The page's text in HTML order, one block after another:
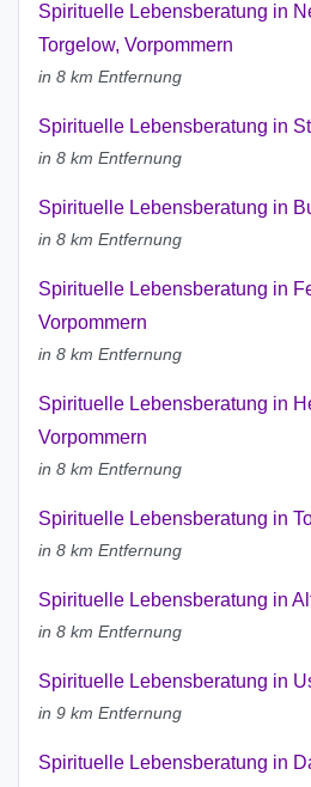
Spirituelle Lebensberatung in
Torgelow, Vorpommern
in 8 km Entfernung
Spirituelle Lebensberatung in
in 8 km Entfernung
Spirituelle Lebensberatung in
in 8 km Entfernung
Spirituelle Lebensberatung in
Vorpommern
in 8 km Entfernung
Spirituelle Lebensberatung in
Vorpommern
in 8 km Entfernung
Spirituelle Lebensberatung in
in 8 km Entfernung
Spirituelle Lebensberatung in
in 8 km Entfernung
Spirituelle Lebensberatung in
in 9 km Entfernung
Spirituelle Lebensberatung in